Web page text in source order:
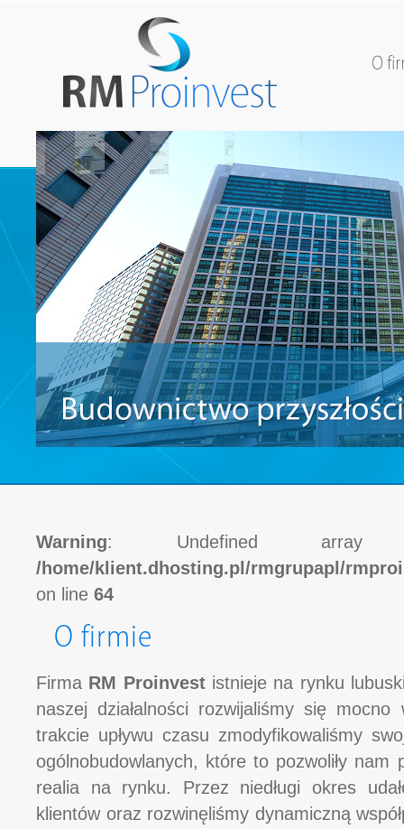
Warning: Undefined
/home/klient.dhosting.pl/rmgrupapl/
on line 64
O firmie
Firma RM Proinvestistnieje na rynku
naszej działalności rozwijaliśmy się
trakcie upływu czasu zmodyfikowaliśmy
ogólnobudowlanych, które to pozwoliły nam
realia na rynku. Przez niedługi okres
klientów oraz rozwinęliśmy dynamiczną